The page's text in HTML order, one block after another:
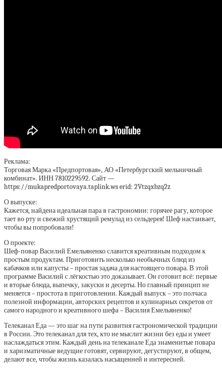
Реклама:
Торговая Марка «Предпортовая», АО «Петербургский мельничный
комбинат». ИНН 7810229592. Сайт —
https://mukapredportovaya.taplink.ws erid: 2Vtzqxbzq2z
О выпуске:
Кажется, найдена идеальная пара в гастрономии: горячее рагу, которое
тает во рту и свежий хрустящий ремулад из сельдерея! Шеф настаивает,
чтобы вы попробовали!
О проекте:
Шеф-повар Василий Емельяненко славится креативным подходом к
простым продуктам. Приготовить несколько необычных блюд из
кабачков или капусты – простая задача для настоящего повара. В этой
программе Василий с лёгкостью это доказывает. Он готовит всё: первые
и вторые блюда, выпечку, закуски и десерты. Но главный принцип не
меняется – простота в приготовлении. Каждый выпуск – это полчаса
полезной информации, авторских рецептов и кулинарных секретов от
самого народного и креативного шефа – Василия Емельяненко!
Телеканал Еда — это шаг на пути развития гастрономической традиции
в России. Это телеканал для тех, кто не мыслит жизни без еды и умеет
наслаждаться этим. Каждый день на телеканале Еда знаменитые повара
и харизматичные ведущие готовят, сервируют, дегустируют, в общем,
делают все, чтобы жизнь казалась насыщенней и интересней.